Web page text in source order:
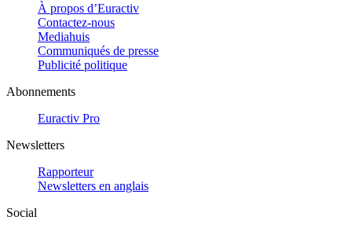
À propos d’Euractiv
Contactez-nous
Mediahuis
Communiqués de presse
Publicité politique
Abonnements
Euractiv Pro
Newsletters
Rapporteur
Newsletters en anglais
Social